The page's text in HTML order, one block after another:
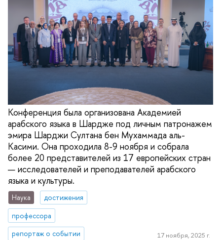
Конференция была организована Академией
арабского языка в Шардже под личным патронажем
эмира Шарджи Султана бен Мухаммада аль-
Касими. Она проходила 8-9 ноября и собрала
более 20 представителей из 17 европейских стран
— исследователей и преподавателей арабского
языка и культуры.
Наука
достижения
профессора
репортаж о событии
17 ноября, 2025 г.